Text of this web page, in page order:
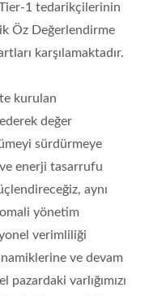
Tier-1 tedarikçilerinin
Öz Değerlendirme
karşılamaktadır.
kurulan
değer
sürdürmeye
enerji tasarrufu
aynı
yönetim
verimliliği
ve devam
varlığımızı